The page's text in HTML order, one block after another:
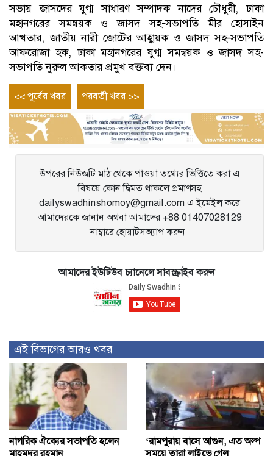
সভায় জাসদের যুগ্ম সাধারণ সম্পাদক নাদের চৌধুরী, ঢাকা
মহানগরের সমন্বয়ক ও জাসদ সহ-সভাপতি মীর হোসাইন
আখতার, জাতীয় নারী জোটের আহ্বায়ক ও জাসদ সহ-সভাপতি
আফরোজা হক, ঢাকা মহানগরের যুগ্ম সমন্বয়ক ও জাসদ সহ-
সভাপতি নুরুল আকতার প্রমুখ বক্তব্য দেন।
Post
navigation
<< পূর্বের খবর
Previous
entry
পরবর্তী খবর >>
উপরের নিউজটি মাঠ থেকে পাওয়া তথ্যের ভিত্তিতে করা এ
বিষয়ে কোন দ্বিমত থাকলে প্রমাণসহ
dailyswadhinshomoy@gmail.com এ ইমেইল করে
আমাদেরকে জানান অথবা আমাদের +88 01407028129
নাম্বারে হোয়াটসঅ্যাপ করুন।
আমাদের ইউটিউব চ্যানেলে সাবস্ক্রাইব করুন
এই বিভাগের আরও খবর
নাগরিক ঐক্যের সভাপতি হলেন
মাহমুদুর রহমান
‘রামপুরায় বাসে আগুন, এত অল্প
সময়ে তারা লাইভে গেল